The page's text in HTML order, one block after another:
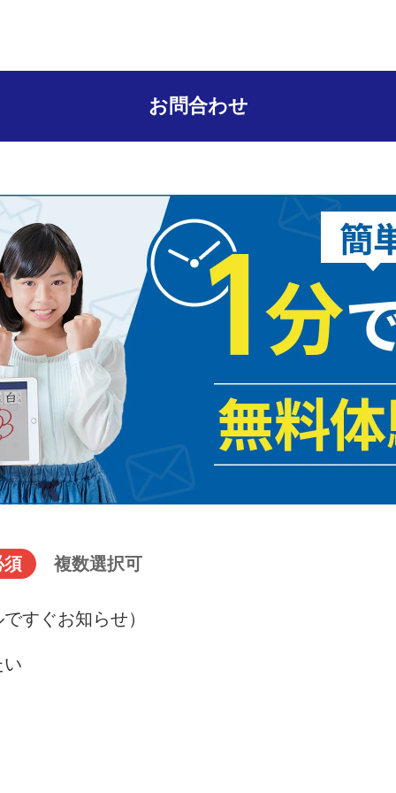
お問合わせ
須 複数選択可
すぐお知らせ）
い